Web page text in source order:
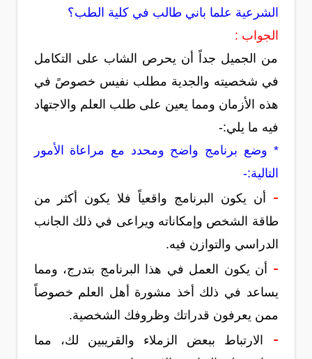
الشرعية علما باني طالب في كلية الطب؟
الجواب :
من الجميل جداً أن يحرص الشاب على التكامل
في شخصيته والجدية مطلب نفيس خصوصً في
هذه الأزمان ومما يعين على طلب العلم والاجتهاد
فيه ما يلي:-
* وضع برنامج واضح ومحدد مع مراعاة الأمور
التالية:-
- أن يكون البرنامج واقعياً فلا يكون أكثر من
طاقة الشخص وإمكاناته ويراعى في ذلك الجانب
الدراسي والتوازن فيه.
- أن يكون العمل في هذا البرنامج بتدرج، ومما
يساعد في ذلك أخذ مشورة أهل العلم خصوصاً
ممن يعرفون قدراتك وظروفك الشخصية.
- الارتباط ببعض الزملاء والقريبين لك، مما